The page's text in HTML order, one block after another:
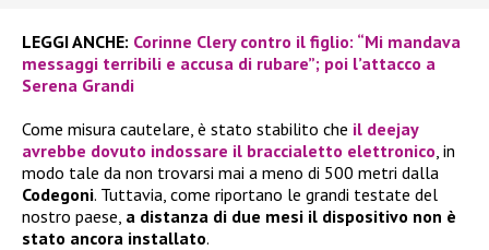
LEGGI ANCHE: Corinne Clery contro il figlio: “Mi mandava
messaggi terribili e accusa di rubare”; poi l’attacco a
Serena Grandi
Come misura cautelare, è stato stabilito che il deejay
avrebbe dovuto indossare il braccialetto elettronico , in
modo tale da non trovarsi mai a meno di 500 metri dalla
Codegoni. Tuttavia, come riportano le grandi testate del
nostro paese, a distanza di due mesi il dispositivo non è
stato ancora installato.